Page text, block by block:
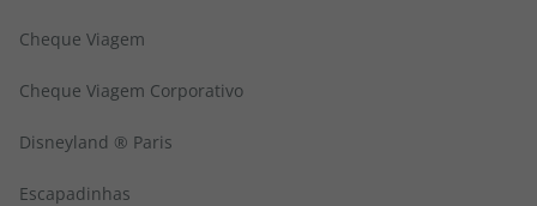
Cheque Viagem
Cheque Viagem Corporativo
Disneyland ® Paris
Escapadinhas